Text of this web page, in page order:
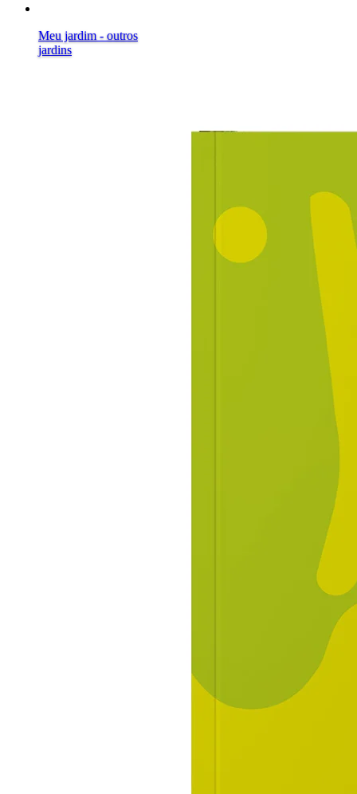
Meu jardim - outros
jardins